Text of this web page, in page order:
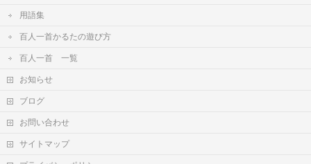
用語集
百人一首かるたの遊び方
百人一首 一覧
お知らせ
ブログ
お問い合わせ
サイトマップ